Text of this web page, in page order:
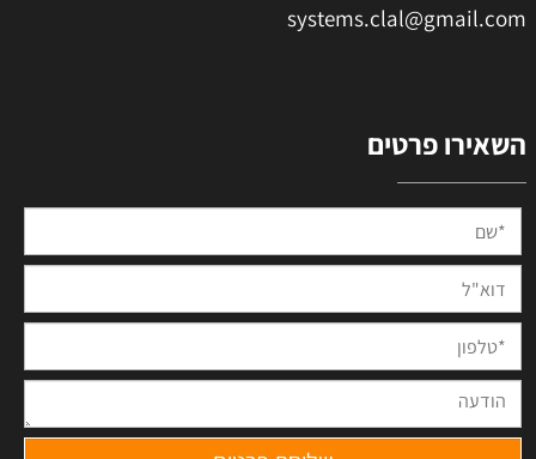
systems.clal@gmail.com
השאירו פרטים